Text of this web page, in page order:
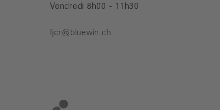
Vendredi 8h00 - 11h30
ljcr@bluewin.ch